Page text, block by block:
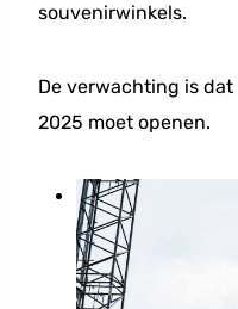
souvenirwinkels.
De verwachting is
2025 moet openen.